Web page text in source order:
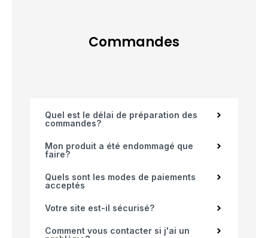
Commandes
Quel est le délai de préparation des
commandes?
Mon produit a été endommagé que
faire?
Quels sont les modes de paiements
acceptés
Votre site est-il sécurisé?
Comment vous contacter si j'ai un